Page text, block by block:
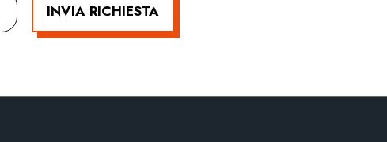
INVIA RICHIESTA